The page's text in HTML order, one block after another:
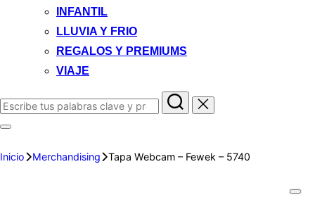
INFANTIL
LLUVIA Y FRIO
REGALOS Y PREMIUMS
VIAJE
Inicio Merchandising Tapa Webcam – Fewek – 5740